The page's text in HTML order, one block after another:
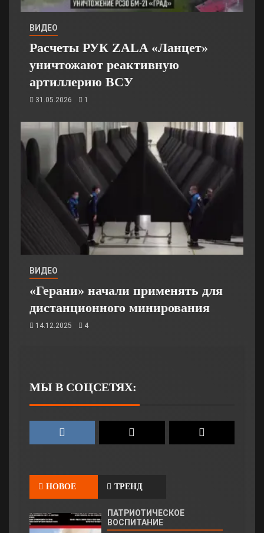
ВИДЕО
Расчеты РУК ZALA «Ланцет»
уничтожают реактивную
артиллерию ВСУ
31.05.2026 1
ВИДЕО
«Герани» начали применять для
дистанционного минирования
14.12.2025 4
МЫ В СОЦСЕТЯХ:
НОВОЕ ТРЕНД
ПАТРИОТИЧЕСКОЕ
ВОСПИТАНИЕ